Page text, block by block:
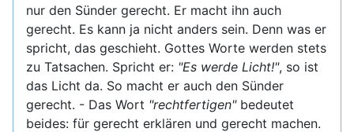
nur den Sünder gerecht. Er macht ihn auch
gerecht. Es kann ja nicht anders sein. Denn was er
spricht, das geschieht. Gottes Worte werden stets
zu Tatsachen. Spricht er: "Es werde Licht!", so ist
das Licht da. So macht er auch den Sünder
gerecht. - Das Wort "rechtfertigen"bedeutet
beides: für gerecht erklären und gerecht machen.